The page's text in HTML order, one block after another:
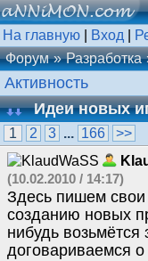
На главную Вход
Форум
Разработка
Активность
Идеи новых
1 2 3 ... 166
>>
(10.02.2010 / 14:17)
Здесь пишем
созданию новых
нибудь
договариваемся